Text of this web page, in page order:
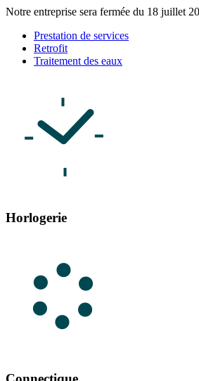
Notre entreprise sera fermée du 18 juillet
Prestation de services
Retrofit
Traitement des eaux
Horlogerie